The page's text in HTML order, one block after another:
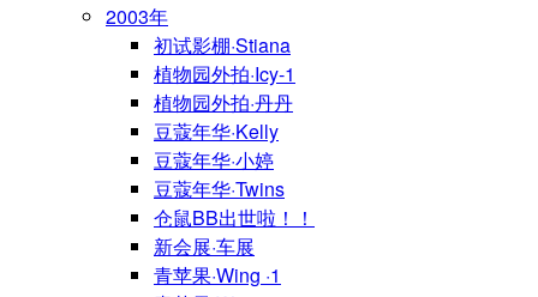
2003年
初试影棚·Stiana
植物园外拍·Icy-1
植物园外拍·丹丹
豆蔻年华·Kelly
豆蔻年华·小婷
豆蔻年华·Twins
仓鼠BB出世啦！！
新会展·车展
青苹果·Wing ·1